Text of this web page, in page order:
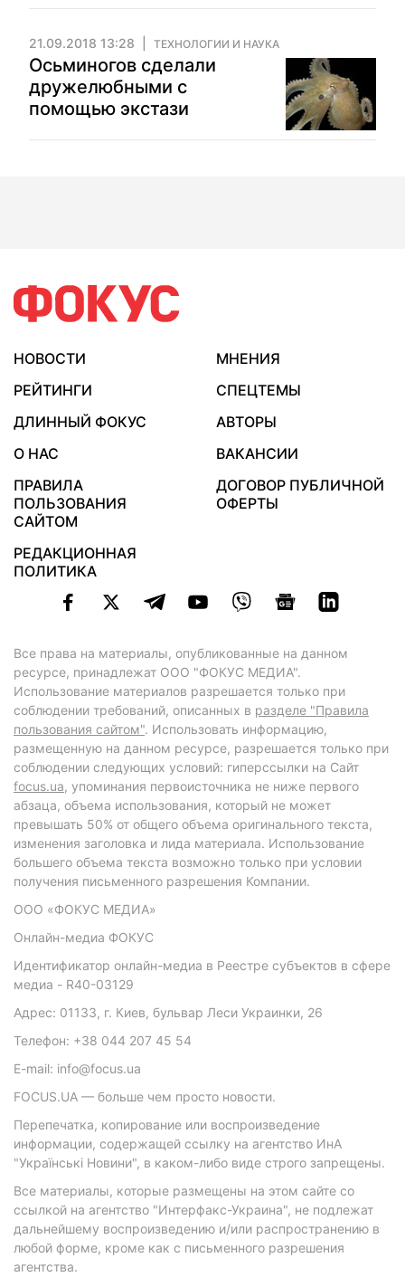
21.09.2018 13:28 ТЕХНОЛОГИИ И НАУКА
Осьминогов сделали
дружелюбными с
помощью экстази
НОВОСТИ
МНЕНИЯ
РЕЙТИНГИ
СПЕЦТЕМЫ
ДЛИННЫЙ ФОКУС
АВТОРЫ
О НАС
ВАКАНСИИ
ПРАВИЛА
ПОЛЬЗОВАНИЯ
САЙТОМ
ДОГОВОР ПУБЛИЧНОЙ
ОФЕРТЫ
РЕДАКЦИОННАЯ
ПОЛИТИКА
Все права на материалы, опубликованные на данном
ресурсе, принадлежат ООО "ФОКУС МЕДИА".
Использование материалов разрешается только при
соблюдении требований, описанных в разделе "Правила
пользования сайтом". Использовать информацию,
размещенную на данном ресурсе, разрешается только при
соблюдении следующих условий: гиперссылки на Сайт
focus.ua, упоминания первоисточника не ниже первого
абзаца, объема использования, который не может
превышать 50% от общего объема оригинального текста,
изменения заголовка и лида материала. Использование
большего объема текста возможно только при условии
получения письменного разрешения Компании.
ООО «ФОКУС МЕДИА»
Онлайн-медиа ФОКУС
Идентификатор онлайн-медиа в Реестре субъектов в сфере
медиа - R40-03129
Адрес: 01133, г. Киев, бульвар Леси Украинки, 26
Телефон: +38 044 207 45 54
E-mail: info@focus.ua
FOCUS.UA — больше чем просто новости.
Перепечатка, копирование или воспроизведение
информации, содержащей ссылку на агентство ИнА
"Українські Новини", в каком-либо виде строго запрещены.
Все материалы, которые размещены на этом сайте со
ссылкой на агентство "Интерфакс-Украина", не подлежат
дальнейшему воспроизведению и/или распространению в
любой форме, кроме как с письменного разрешения
агентства.